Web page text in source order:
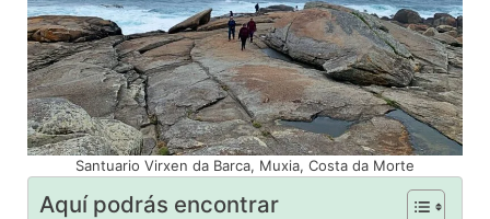
Santuario Virxen da Barca, Muxia, Costa da Morte
Aquí podrás encontrar